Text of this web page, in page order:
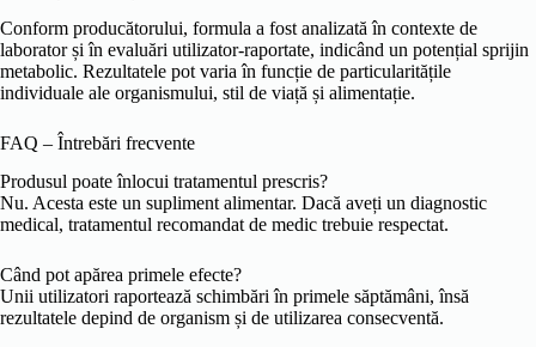
Conform producătorului, formula a fost analizată în contexte de
laborator și în evaluări utilizator-raportate, indicând un potențial sprijin
metabolic. Rezultatele pot varia în funcție de particularitățile
individuale ale organismului, stil de viață și alimentație.
FAQ – Întrebări frecvente
Produsul poate înlocui tratamentul prescris?
Nu. Acesta este un supliment alimentar. Dacă aveți un diagnostic
medical, tratamentul recomandat de medic trebuie respectat.
Când pot apărea primele efecte?
Unii utilizatori raportează schimbări în primele săptămâni, însă
rezultatele depind de organism și de utilizarea consecventă.